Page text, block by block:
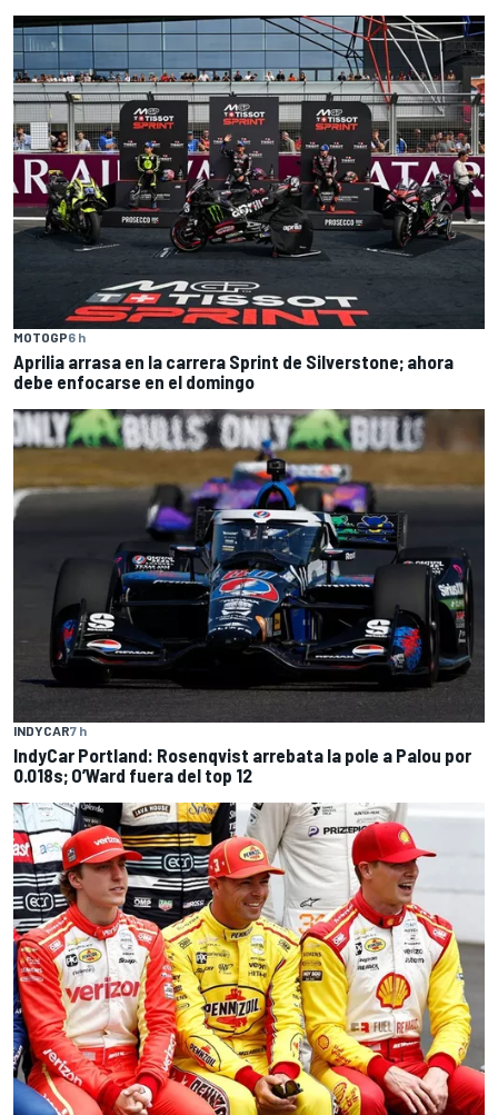
MOTOGP6 h
Aprilia arrasa en la carrera Sprint de Silverstone; ahora
debe enfocarse en el domingo
INDYCAR7 h
IndyCar Portland: Rosenqvist arrebata la pole a Palou por
0.018s; O’Ward fuera del top 12